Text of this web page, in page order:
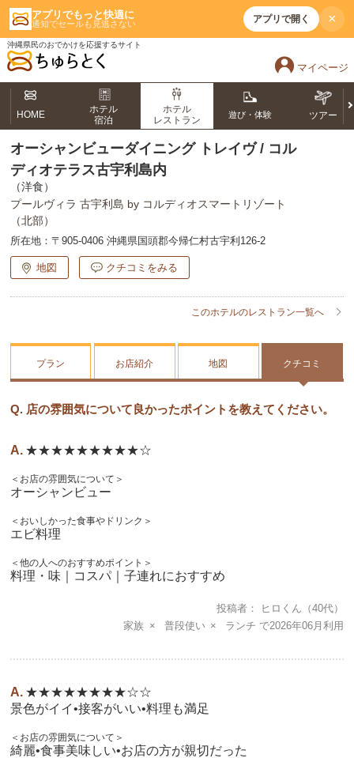
アプリでもっと快適に
通知でセールも見逃さない アプリで開く ×
沖縄県民のおでかけを応援するサイト
マイページ
HOME
ホテル
宿泊
ホテル
レストラン
遊び・体験 ツアー
オーシャンビューダイニング トレイヴ / コル
ディオテラス古宇利島内
（洋食）
プールヴィラ 古宇利島 by コルディオスマートリゾート
（北部）
所在地： 〒905-0406 沖縄県国頭郡今帰仁村古宇利126-2
地図 クチコミをみる
このホテルのレストラン一覧へ
プラン お店紹介 地図 クチコミ
Q. 店の雰囲気について良かったポイントを教えてください。
★★★★★★★★★☆
＜お店の雰囲気について＞
オーシャンビュー
＜おいしかった食事やドリンク＞
エビ料理
＜他の人へのおすすめポイント＞
料理・味｜コスパ｜子連れにおすすめ
投稿者 ヒロくん （40代）
家族
普段使い ランチ 2026年06月
★★★★★★★★☆☆
景色がイイ•接客がいい•料理も満足
＜お店の雰囲気について＞
綺麗•食事美味しい•お店の方が親切だった